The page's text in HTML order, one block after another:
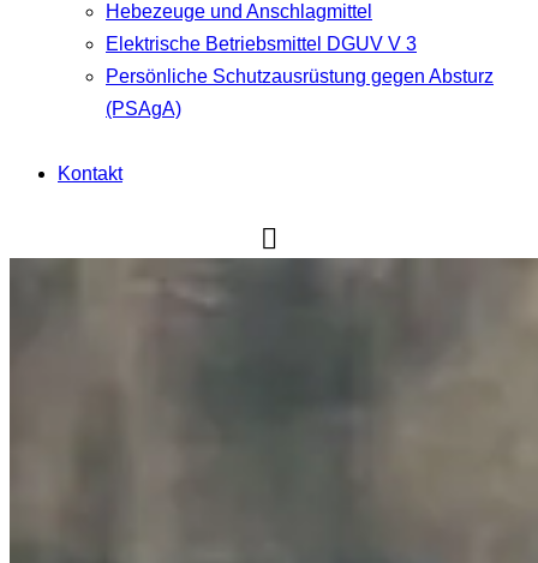
Hebezeuge und Anschlagmittel
Elektrische Betriebsmittel DGUV V 3
Persönliche Schutzausrüstung gegen Absturz
(PSAgA)
Kontakt